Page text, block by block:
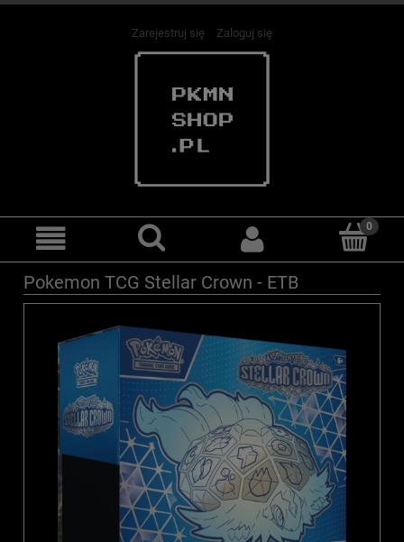
Zarejestruj się Zaloguj się
Pokemon TCG Stellar Crown - ETB